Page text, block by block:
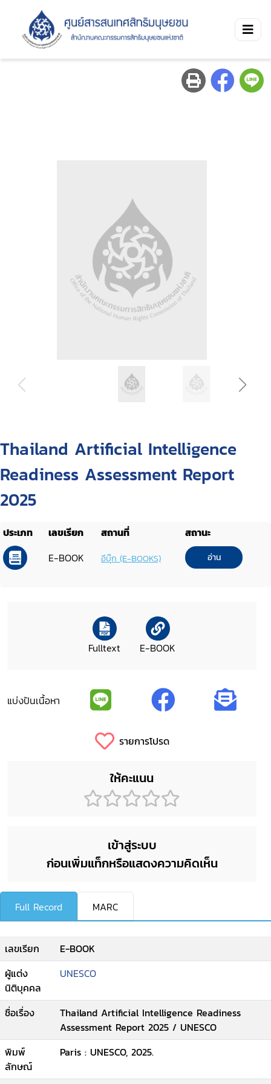
Thailand Artificial Intelligence
Readiness Assessment Report
2025
ประเภท เลขเรียก สถานที่
สถานะ
E-BOOK
อีบุ๊ก (E-BOOKS) อ่าน
Fulltext E-BOOK
แบ่งปันเนื้อหา
รายการโปรด
ให้คะแนน
เข้าสู่ระบบ
ก่อนเพิ่มแท็กหรือแสดงความคิดเห็น
Full Record MARC
เลขเรียก
E-BOOK
ผู้แต่ง
นิติบุคคล
UNESCO
ชื่อเรื่อง
Thailand Artificial Intelligence Readiness
Assessment Report 2025 / UNESCO
พิมพ์
ลักษณ์
Paris : UNESCO, 2025.